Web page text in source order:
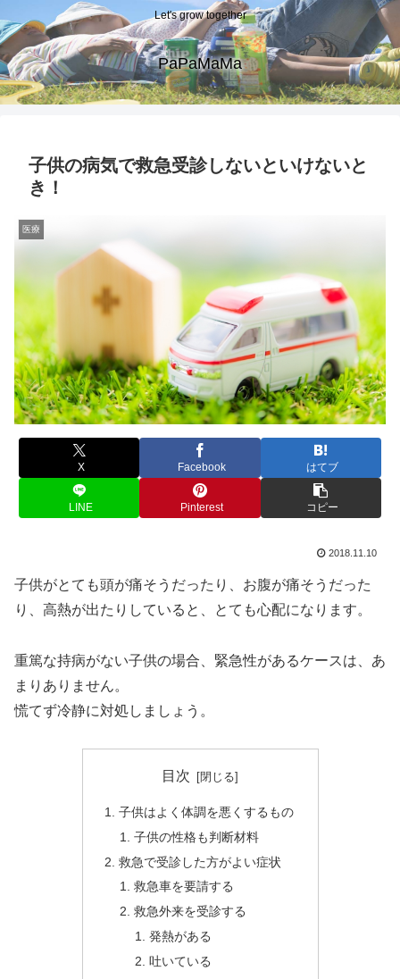
Let's grow together
PaPaMaMa
子供の病気で救急受診しないといけないと
き！
医療
X Facebook はてブ
LINE Pinterest コピー
2018.11.10
子供がとても頭が痛そうだったり、お腹が痛そうだった
り、高熱が出たりしていると、とても心配になります。
重篤な持病がない子供の場合、緊急性があるケースは、あ
まりありません。
慌てず冷静に対処しましょう。
目次
子供はよく体調を悪くするもの
子供の性格も判断材料
救急で受診した方がよい症状
救急車を要請する
救急外来を受診する
発熱がある
吐いている